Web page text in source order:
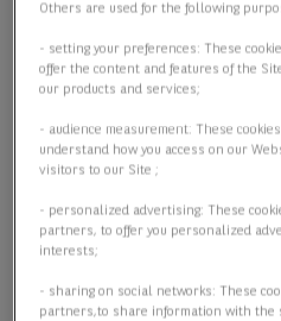
Others are used for the following
- setting your preferences: These
offer the content and features of the
our products and services;
- audience measurement: These
understand how you access on our
visitors to our Site ;
- personalized advertising: These
partners, to offer you personalized
interests;
- sharing on social networks: These
partners,to share information with the